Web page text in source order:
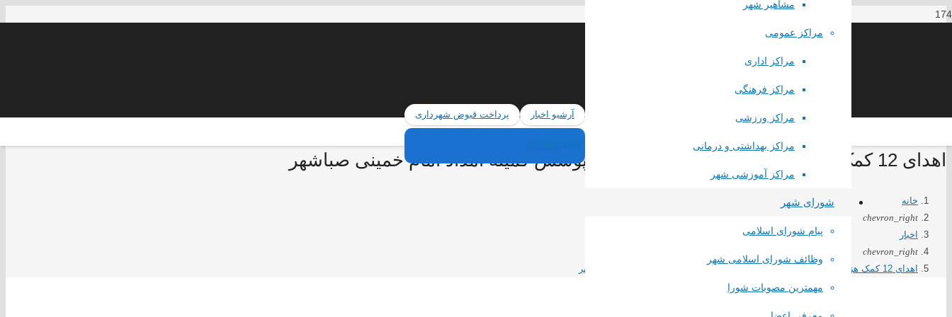
مشاهیر شهر
مراکز عمومی
مراکز اداری
مراکز فرهنگی
مراکز ورزشی
مراکز بهداشتی و درمانی
مراکز آموزشی شهر
شورای شهر
پیام شورای اسلامی
وظائف شورای اسلامی شهر
مهمترین مصوبات شورا
آرشیو اخبار پرداخت قبوض شهرداری
02165624446
اهدای 12 کمک هزینه جهیزیه به نوعروسان تحت پوشش کمیته امداد امام خمینی صباشهر
خانه
chevron_right
اخبار
chevron_right
اهدای 12 کمک هزینه جهیزیه به نوعروسان تحت پوشش کمیته امداد امام خمینی صباشهر
لینک های مستقیم